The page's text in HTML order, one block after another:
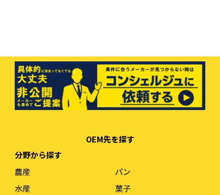
OEM先を探す
分野から探す
農産
水産
パン
菓子